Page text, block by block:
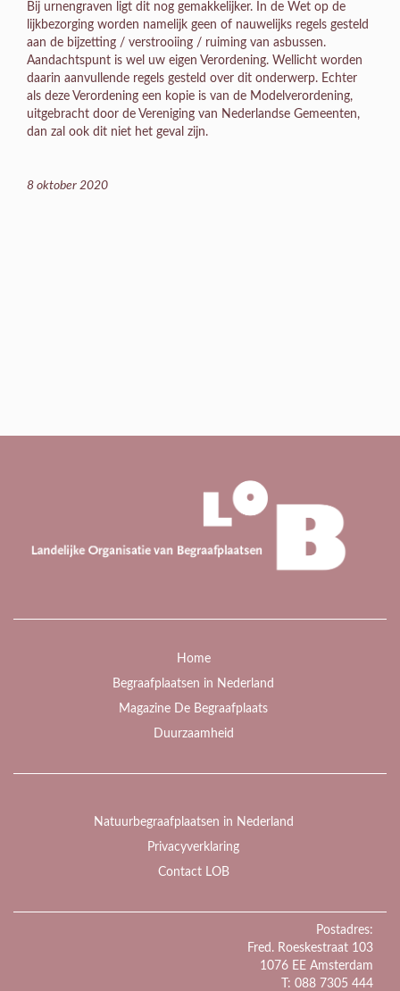
Bij urnengraven ligt dit nog gemakkelijker. In de Wet op de
lijkbezorging worden namelijk geen of nauwelijks regels gesteld
aan de bijzetting / verstrooiing / ruiming van asbussen.
Aandachtspunt is wel uw eigen Verordening. Wellicht worden
daarin aanvullende regels gesteld over dit onderwerp. Echter
als deze Verordening een kopie is van de Modelverordening,
uitgebracht door de Vereniging van Nederlandse Gemeenten,
dan zal ook dit niet het geval zijn.
8 oktober 2020
Home
Begraafplaatsen in Nederland
Magazine De Begraafplaats
Duurzaamheid
Natuurbegraafplaatsen in Nederland
Privacyverklaring
Contact LOB
Postadres:
Fred. Roeskestraat 103
1076 EE Amsterdam
T: 088 7305 444